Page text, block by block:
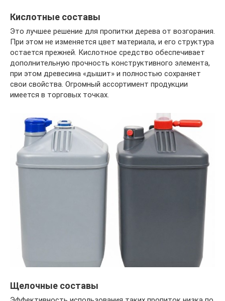
Кислотные составы
Это лучшее решение для пропитки дерева от возгорания.
При этом не изменяется цвет материала, и его структура
остается прежней. Кислотное средство обеспечивает
дополнительную прочность конструктивного элемента,
при этом древесина «дышит» и полностью сохраняет
свои свойства. Огромный ассортимент продукции
имеется в торговых точках.
Щелочные составы